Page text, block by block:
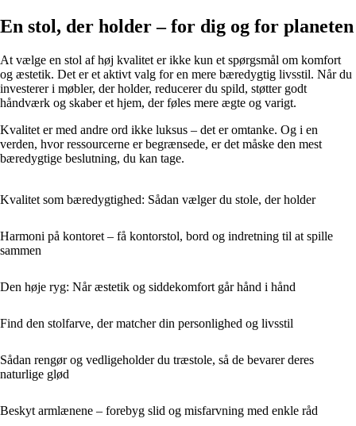
En stol, der holder – for dig og for planeten
At vælge en stol af høj kvalitet er ikke kun et spørgsmål om komfort
og æstetik. Det er et aktivt valg for en mere bæredygtig livsstil. Når du
investerer i møbler, der holder, reducerer du spild, støtter godt
håndværk og skaber et hjem, der føles mere ægte og varigt.
Kvalitet er med andre ord ikke luksus – det er omtanke. Og i en
verden, hvor ressourcerne er begrænsede, er det måske den mest
bæredygtige beslutning, du kan tage.
Kvalitet som bæredygtighed: Sådan vælger du stole, der holder
Harmoni på kontoret – få kontorstol, bord og indretning til at spille
sammen
Den høje ryg: Når æstetik og siddekomfort går hånd i hånd
Find den stolfarve, der matcher din personlighed og livsstil
Sådan rengør og vedligeholder du træstole, så de bevarer deres
naturlige glød
Beskyt armlænene – forebyg slid og misfarvning med enkle råd